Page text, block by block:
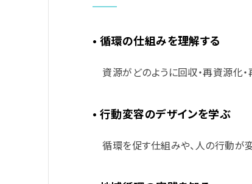
• 循環の仕組みを理解する
資源がどのように回収・再資源化
• 行動変容のデザインを学ぶ
循環を促す仕組みや、人の行動が